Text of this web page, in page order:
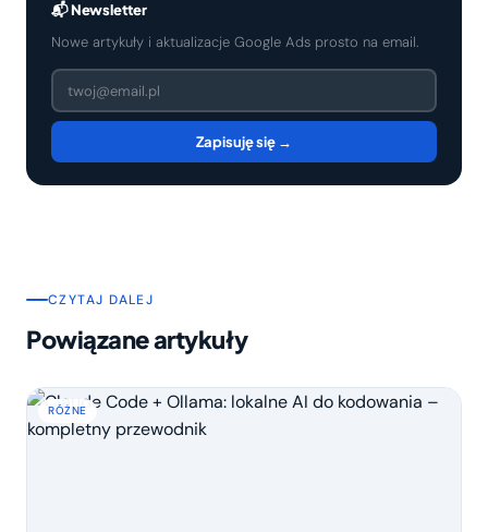
📬 Newsletter
Nowe artykuły i aktualizacje Google Ads prosto na email.
Zapisuję się →
CZYTAJ DALEJ
Powiązane artykuły
RÓŻNE